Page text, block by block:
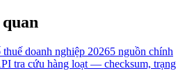
doanh nghiệp 20265 nguồn chính
tra cứu hàng loạt — checksum, trạng